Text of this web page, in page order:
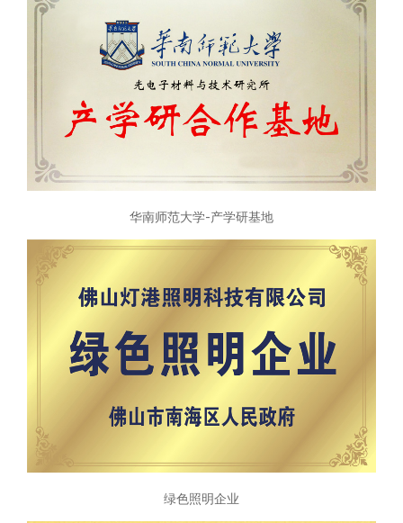
华南师范大学-产学研基地
绿色照明企业